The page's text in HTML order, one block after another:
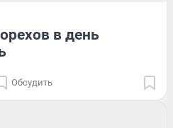
в день
Обсудить